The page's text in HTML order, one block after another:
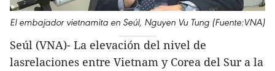
El embajador vietnamita en Seúl, Nguyen Vu Tung (Fuente:VNA)
Seúl (VNA)- La elevación del nivel de
lasrelaciones entre Vietnam y Corea del Sur a la